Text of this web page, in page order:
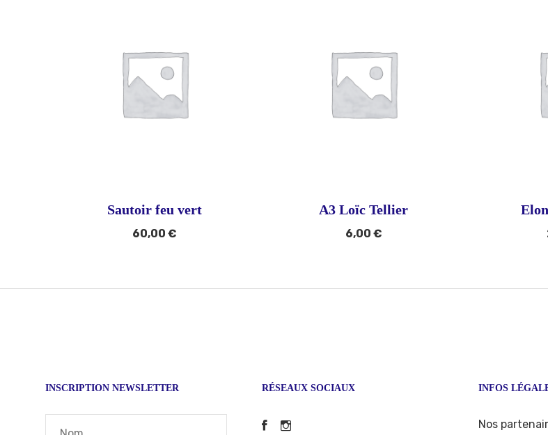
Sautoir feu vert
60,00 €
A3 Loïc Tellier
6,00 €
INSCRIPTION NEWSLETTER RÉSEAUX SOCIAUX
Facebook
Instagram
INFOS
Nos